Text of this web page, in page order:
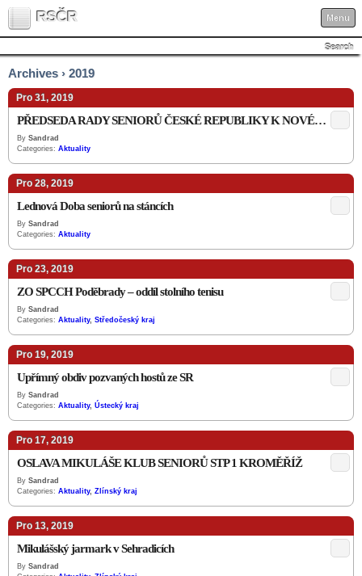
RSČR Menu
Search
Archives › 2019
Pro 31, 2019
PŘEDSEDA RADY SENIORŮ ČESKÉ REPUBLIKY K NOVÉMU ROKU 2020
By Sandrad
Categories: Aktuality
Pro 28, 2019
Lednová Doba seniorů na stáncích
By Sandrad
Categories: Aktuality
Pro 23, 2019
ZO SPCCH Poděbrady – oddíl stolního tenisu
By Sandrad
Categories: Aktuality, Středočeský kraj
Pro 19, 2019
Upřímný obdiv pozvaných hostů ze SR
By Sandrad
Categories: Aktuality, Ústecký kraj
Pro 17, 2019
OSLAVA MIKULÁŠE KLUB SENIORŮ STP 1 KROMĚŘÍŽ
By Sandrad
Categories: Aktuality, Zlínský kraj
Pro 13, 2019
Mikulášský jarmark v Sehradicích
By Sandrad